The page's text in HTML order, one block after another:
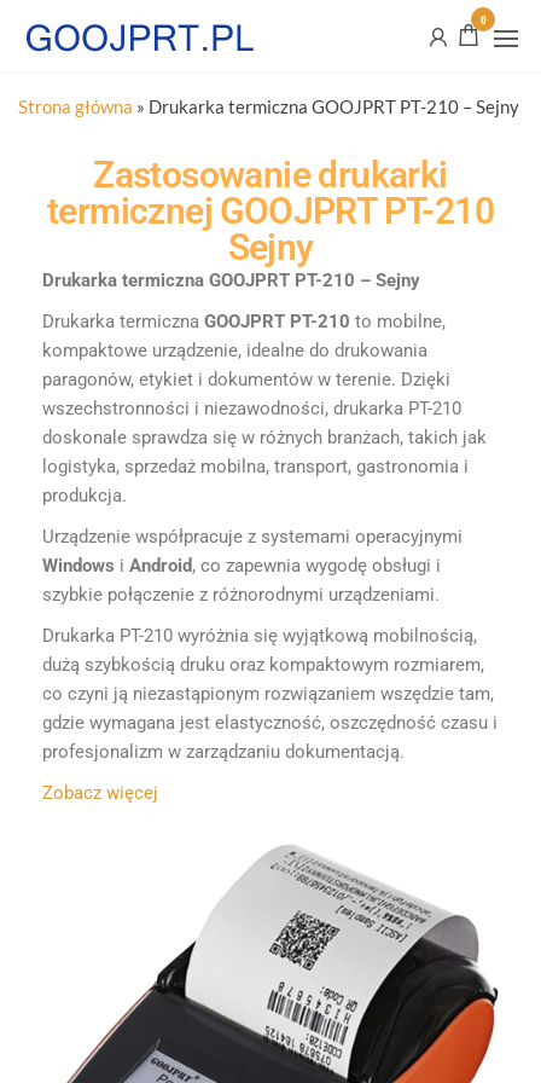
0
Strona główna » Drukarka termiczna GOOJPRT PT-210 – Sejny
Zastosowanie drukarki
termicznej GOOJPRT PT-210
Sejny
Drukarka termiczna GOOJPRT PT-210 – Sejny
Drukarka termiczna GOOJPRT PT-210 to mobilne,
kompaktowe urządzenie, idealne do drukowania
paragonów, etykiet i dokumentów w terenie. Dzięki
wszechstronności i niezawodności, drukarka PT-210
doskonale sprawdza się w różnych branżach, takich jak
logistyka, sprzedaż mobilna, transport, gastronomia i
produkcja.
Urządzenie współpracuje z systemami operacyjnymi
Windows i Android, co zapewnia wygodę obsługi i
szybkie połączenie z różnorodnymi urządzeniami.
Drukarka PT-210 wyróżnia się wyjątkową mobilnością,
dużą szybkością druku oraz kompaktowym rozmiarem,
co czyni ją niezastąpionym rozwiązaniem wszędzie tam,
gdzie wymagana jest elastyczność, oszczędność czasu i
profesjonalizm w zarządzaniu dokumentacją.
Zobacz więcej